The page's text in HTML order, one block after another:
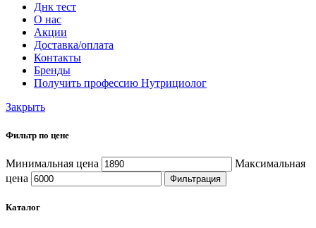
Днк тест
О нас
Акции
Доставка/оплата
Контакты
Бренды
Получить профессию Нутрициолог
Закрыть
Фильтр по цене
Минимальная цена
Максимальная
цена
Фильтрация
Каталог